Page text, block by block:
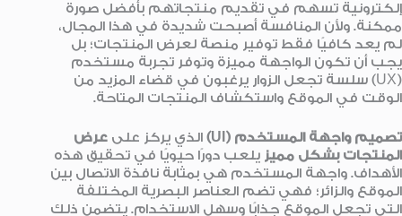
إلكترونية تسهم في تقديم منتجاتهم بأفضل صورة
ممكنة. ولأن المنافسة أصبحت شديدة في هذا المجال،
لم يعد كافيًا فقط توفير منصة لعرض المنتجات؛ بل
يجب أن تكون الواجهة مميزة وتوفر تجربة مستخدم
(UX) سلسة تجعل الزوار يرغبون في قضاء المزيد من
الوقت في الموقع واستكشاف المنتجات المتاحة.
تصميم واجهة المستخدم (UI) الذي يركز على عرض
المنتجات بشكل مميز يلعب دورًا حيويًا في تحقيق هذه
الأهداف. واجهة المستخدم هي بمثابة نافذة الاتصال بين
الموقع والزائر؛ فهي تضم العناصر البصرية المختلفة
التي تجعل الموقع جذابًا وسهل الاستخدام. يتضمن ذلك